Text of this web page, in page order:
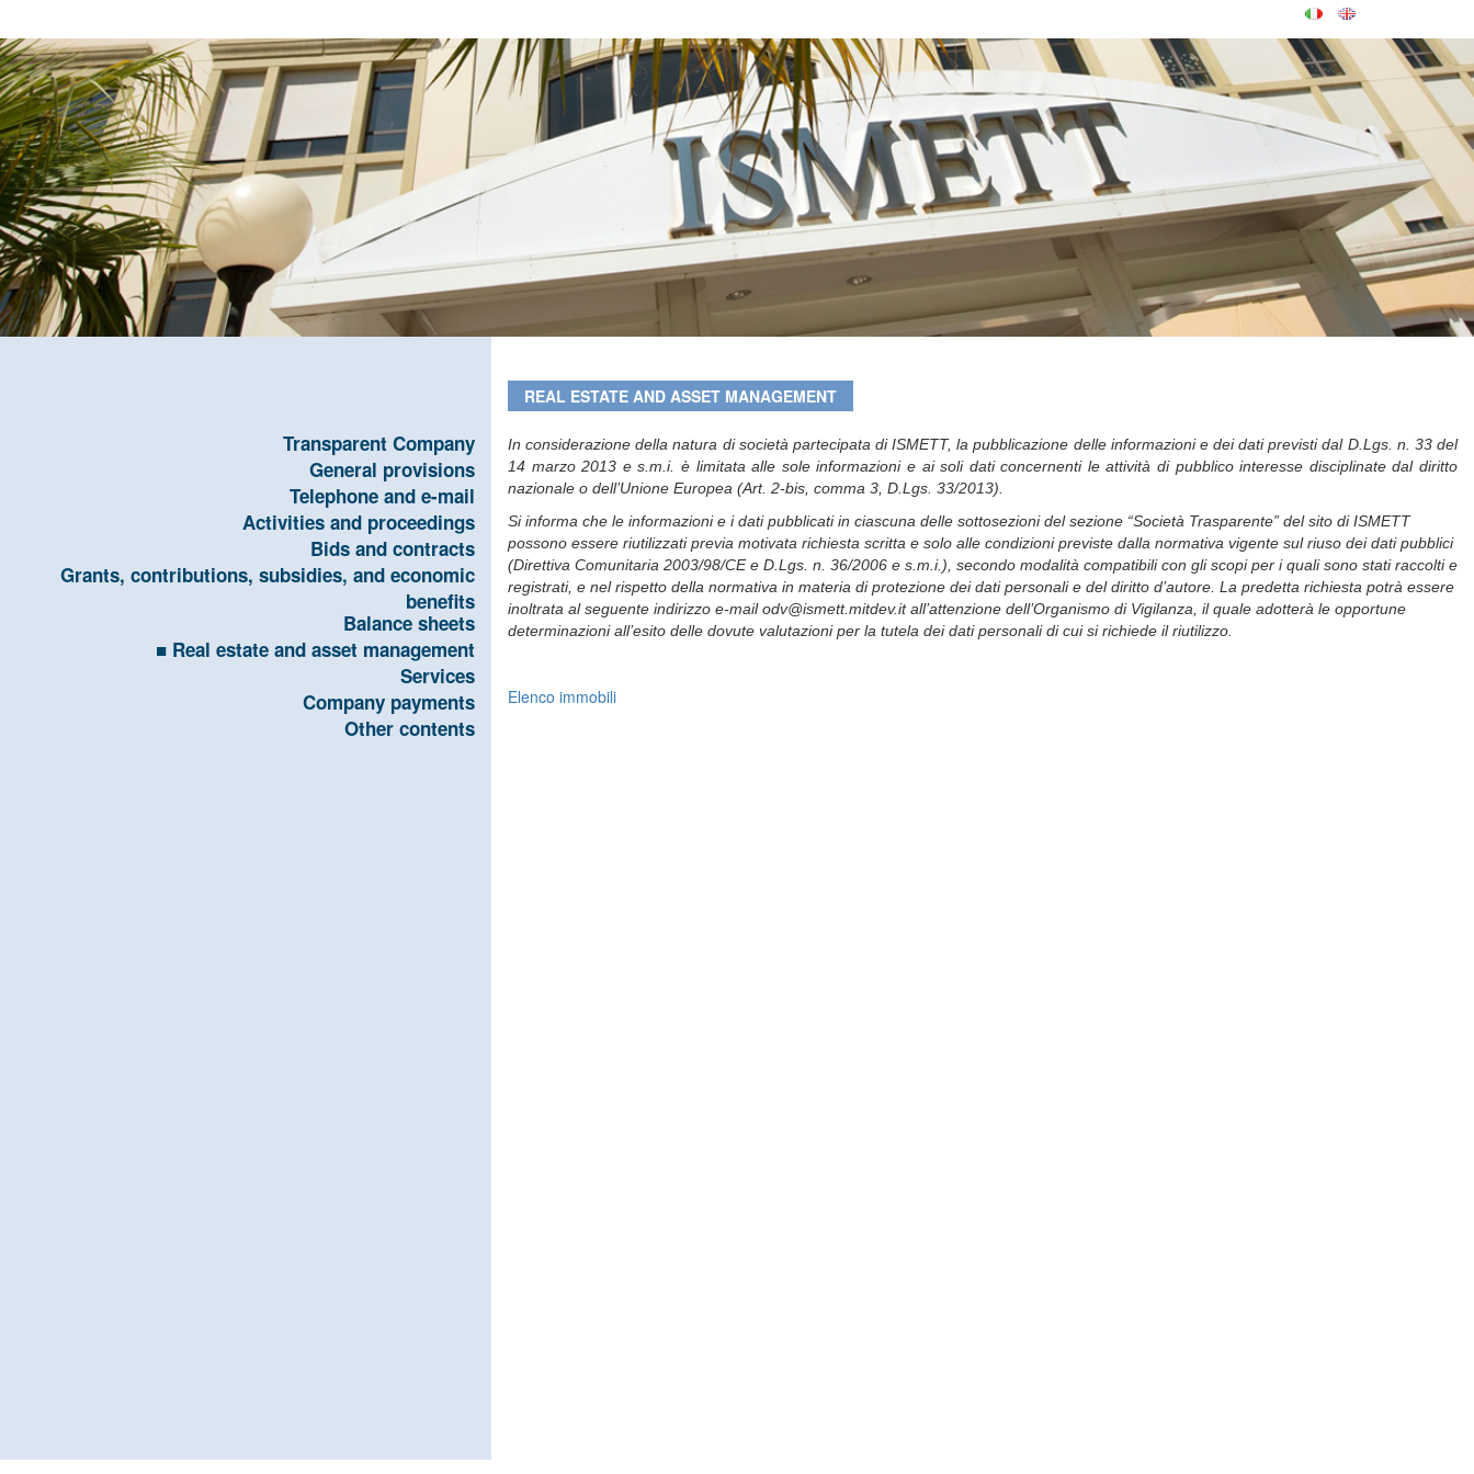
Transparent Company
General provisions
Telephone and e-mail
Activities and proceedings
Bids and contracts
Grants, contributions, subsidies, and economic
benefits
Balance sheets
Real estate and asset management
Services
Company payments
Other contents
REAL ESTATE AND ASSET MANAGEMENT
In considerazione della natura di società partecipata di ISMETT, la pubblicazione delle informazioni e dei dati previsti dal D.Lgs. n. 33 del
14 marzo 2013 e s.m.i. è limitata alle sole informazioni e ai soli dati concernenti le attività di pubblico interesse disciplinate dal diritto
nazionale o dell’Unione Europea (Art. 2-bis, comma 3, D.Lgs. 33/2013).
Si informa che le informazioni e i dati pubblicati in ciascuna delle sottosezioni del sezione “Società Trasparente” del sito di ISMETT
possono essere riutilizzati previa motivata richiesta scritta e solo alle condizioni previste dalla normativa vigente sul riuso dei dati pubblici
(Direttiva Comunitaria 2003/98/CE e D.Lgs. n. 36/2006 e s.m.i.), secondo modalità compatibili con gli scopi per i quali sono stati raccolti e
registrati, e nel rispetto della normativa in materia di protezione dei dati personali e del diritto d’autore. La predetta richiesta potrà essere
inoltrata al seguente indirizzo e-mail odv@ismett.mitdev.it all’attenzione dell’Organismo di Vigilanza, il quale adotterà le opportune
determinazioni all’esito delle dovute valutazioni per la tutela dei dati personali di cui si richiede il riutilizzo.
Elenco immobili